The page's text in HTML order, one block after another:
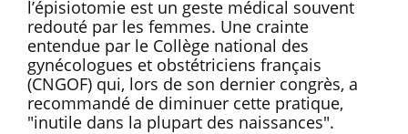
l’épisiotomie est un geste médical souvent
redouté par les femmes. Une crainte
entendue par le Collège national des
gynécologues et obstétriciens français
(CNGOF) qui, lors de son dernier congrès, a
recommandé de diminuer cette pratique,
"inutile dans la plupart des naissances".